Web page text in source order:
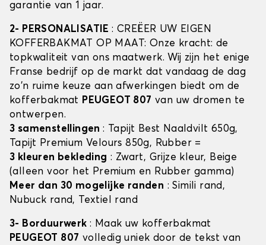
garantie van 1 jaar.
2- PERSONALISATIE: CREËER UW EIGEN
KOFFERBAKMAT OP MAAT: Onze kracht: de
topkwaliteit van ons maatwerk. Wij zijn het enige
Franse bedrijf op de markt dat vandaag de dag
zo'n ruime keuze aan afwerkingen biedt om de
kofferbakmat PEUGEOT 807 van uw dromen te
ontwerpen.
3 samenstellingen: Tapijt Best Naaldvilt 650g,
Tapijt Premium Velours 850g, Rubber =
3 kleuren bekleding : Zwart, Grijze kleur, Beige
(alleen voor het Premium en Rubber gamma)
Meer dan 30 mogelijke randen : Simili rand,
Nubuck rand, Textiel rand
3- Borduurwerk : Maak uw kofferbakmat
PEUGEOT 807 volledig uniek door de tekst van